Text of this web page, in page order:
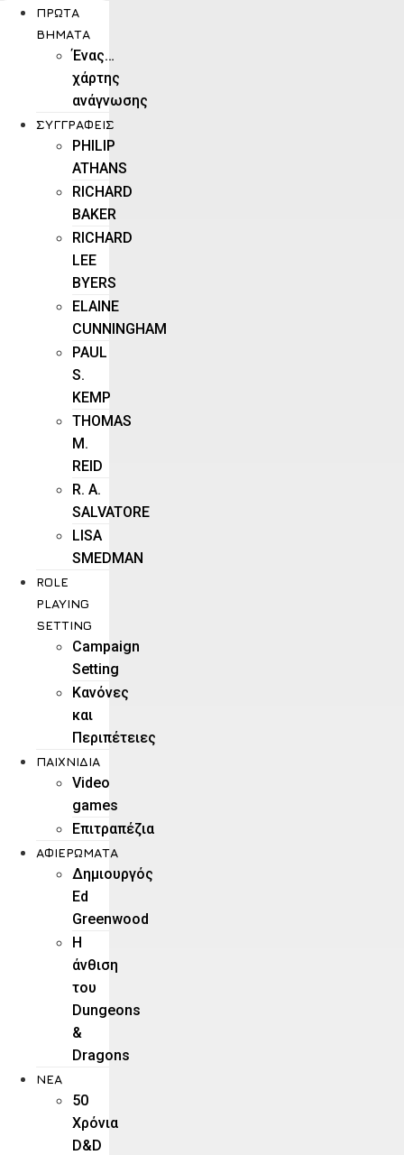
ΠΡΏΤΑ
ΒΉΜΑΤΑ
Ένας…
χάρτης
ανάγνωσης
ΣΥΓΓΡΑΦΕΊΣ
PHILIP
ATHANS
RICHARD
BAKER
RICHARD
LEE
BYERS
ELAINE
CUNNINGHAM
PAUL
S.
KEMP
THOMAS
M.
REID
R. A.
SALVATORE
LISA
SMEDMAN
ROLE
PLAYING
SETTING
Campaign
Setting
Kανόνες
και
Περιπέτειες
ΠΑΙΧΝΊΔΙΑ
Video
games
Επιτραπέζια
ΑΦΙΕΡΏΜΑΤΑ
Δημιουργός
Ed
Greenwood
Η
άνθιση
του
Dungeons
&
Dragons
ΝΕΑ
50
Χρόνια
D&D